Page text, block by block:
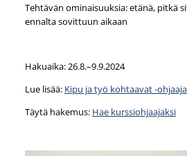
Tehtävän ominaisuuksia: etänä, pitkä
ennalta sovittuun aikaan
Hakuaika: 26.8.–9.9.2024
Lue lisää: Kipu ja työ kohtaavat -
Täytä hakemus: Hae kurssiohjaajaksi